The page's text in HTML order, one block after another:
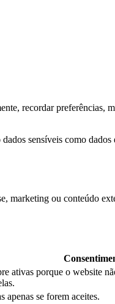
recordar preferências,
sensíveis como dados
marketing ou conteúdo
ativas porque o website
apenas se forem aceites.